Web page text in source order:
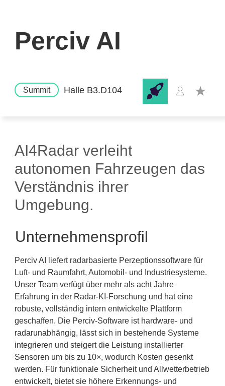
Perciv AI
Summit Halle B3.D104
AI4Radar verleiht
autonomen Fahrzeugen das
Verständnis ihrer
Umgebung.
Unternehmensprofil
Perciv AI liefert radarbasierte Perzeptionssoftware für
Luft- und Raumfahrt, Automobil- und Industriesysteme.
Unser Team verfügt über mehr als acht Jahre
Erfahrung in der Radar-KI-Forschung und hat eine
robuste, vollständig intern entwickelte Plattform
geschaffen. Die Perciv-Software ist hardware- und
radarunabhängig, lässt sich in bestehende Systeme
integrieren und steigert die Leistung installierter
Sensoren um bis zu 10×, wodurch Kosten gesenkt
werden. Für funktionale Sicherheit und Allwetterbetrieb
entwickelt, bietet sie höhere Erkennungs- und